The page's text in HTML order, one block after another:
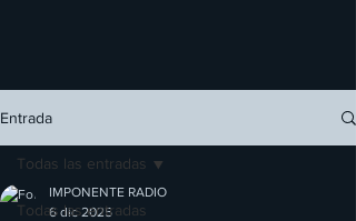
Entrada
Todas las entradas
Todas las entradas
IMPONENTE RADIO
6 dic 2025